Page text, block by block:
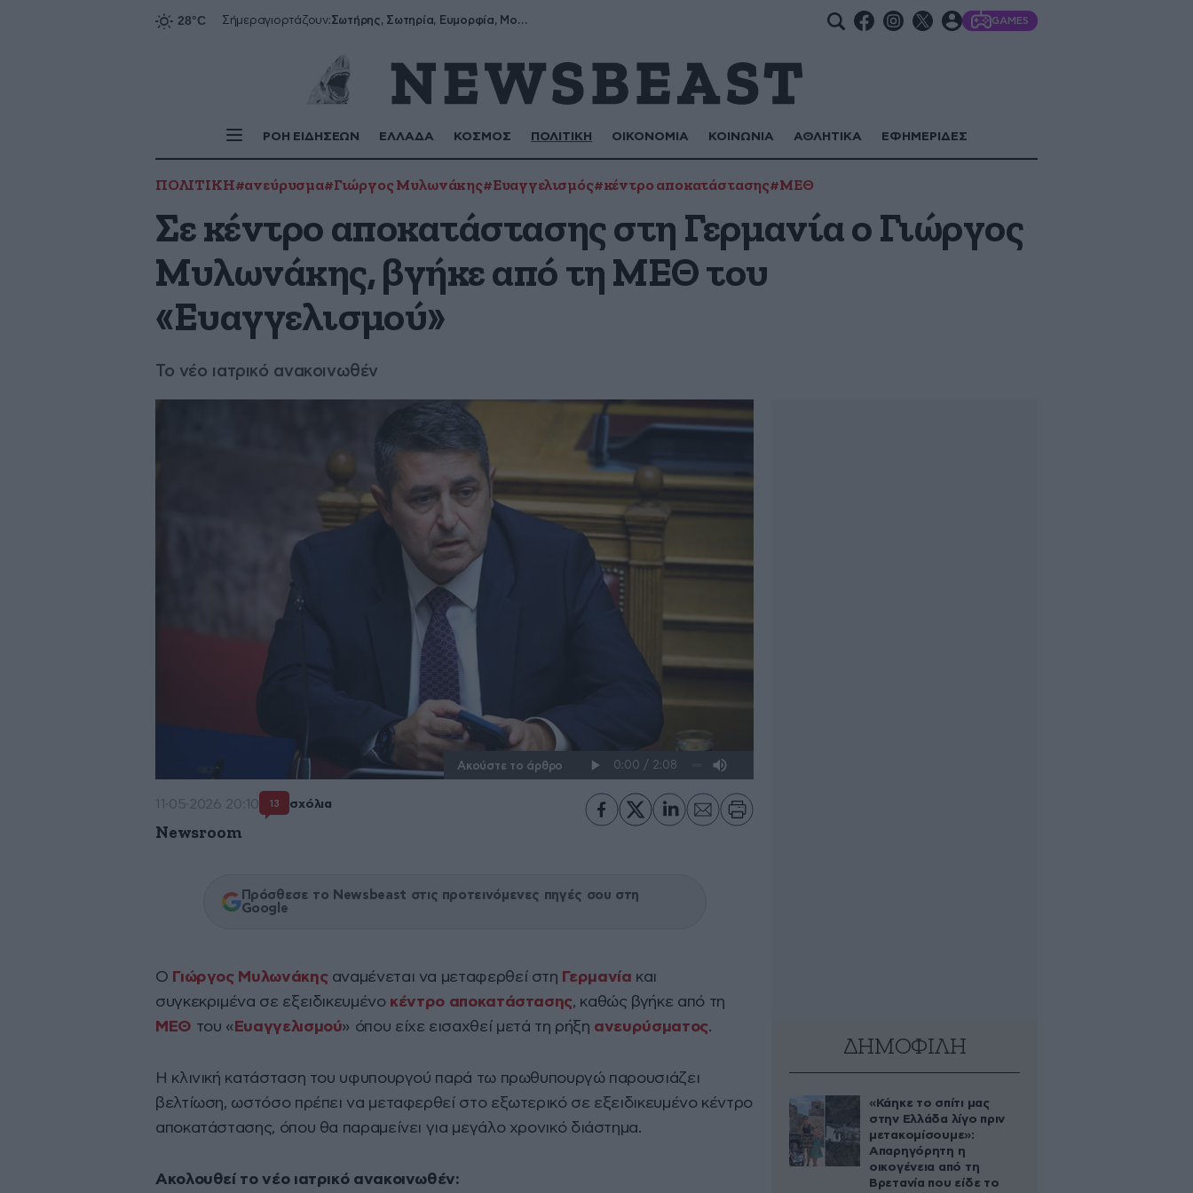
Σήμεραγιορτάζουν: Σωτήρης, Σωτηρία, Ευμορφία, Μορφούλα GAMES
ΡΟΗ ΕΙΔΗΣΕΩΝ ΕΛΛΑΔΑ ΚΟΣΜΟΣ ΠΟΛΙΤΙΚΗ ΟΙΚΟΝΟΜΙΑ ΚΟΙΝΩΝΙΑ ΑΘΛΗΤΙΚΑ ΕΦΗΜΕΡΙΔΕΣ
ΠΟΛΙΤΙΚΗ#ανεύρυσμα#Γιώργος Μυλωνάκης#Ευαγγελισμός#κέντρο αποκατάστασης#ΜΕΘ
Σε κέντρο αποκατάστασης στη Γερμανία ο Γιώργος
Μυλωνάκης, βγήκε από τη ΜΕΘ του
«Ευαγγελισμού»
Το νέο ιατρικό ανακοινωθέν
Ακούστε το άρθρο
11·05·2026 20:10 13 σχόλια
Newsroom
Πρόσθεσε το Newsbeast στις προτεινόμενες πηγές σου στη
Google
Ο Γιώργος Μυλωνάκηςαναμένεται να μεταφερθεί στη Γερμανία και
συγκεκριμένα σε εξειδικευμένο κέντρο αποκατάστασης, καθώς βγήκε από τη
ΜΕΘ του « Ευαγγελισμού» όπου είχε εισαχθεί μετά τη ρήξη ανευρύσματος.
Η κλινική κατάσταση του υφυπουργού παρά τω πρωθυπουργώ παρουσιάζει
βελτίωση, ωστόσο πρέπει να μεταφερθεί στο εξωτερικό σε εξειδικευμένο κέντρο
αποκατάστασης, όπου θα παραμείνει για μεγάλο χρονικό διάστημα.
Ακολουθεί το νέο ιατρικό ανακοινωθέν:
ΔΗΜΟΦΙΛΗ
«Κάηκε το σπίτι μας
στην Ελλάδα λίγο πριν
μετακομίσουμε»:
Απαρηγόρητη η
οικογένεια από τη
Βρετανία που είδε το